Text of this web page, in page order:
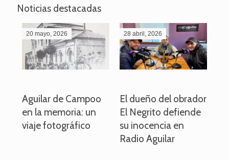
Noticias destacadas
20 mayo, 2026
Aguilar de Campoo
en la memoria: un
viaje fotográfico
28 abril, 2026
El dueño del obrador
El Negrito defiende
su inocencia en
Radio Aguilar